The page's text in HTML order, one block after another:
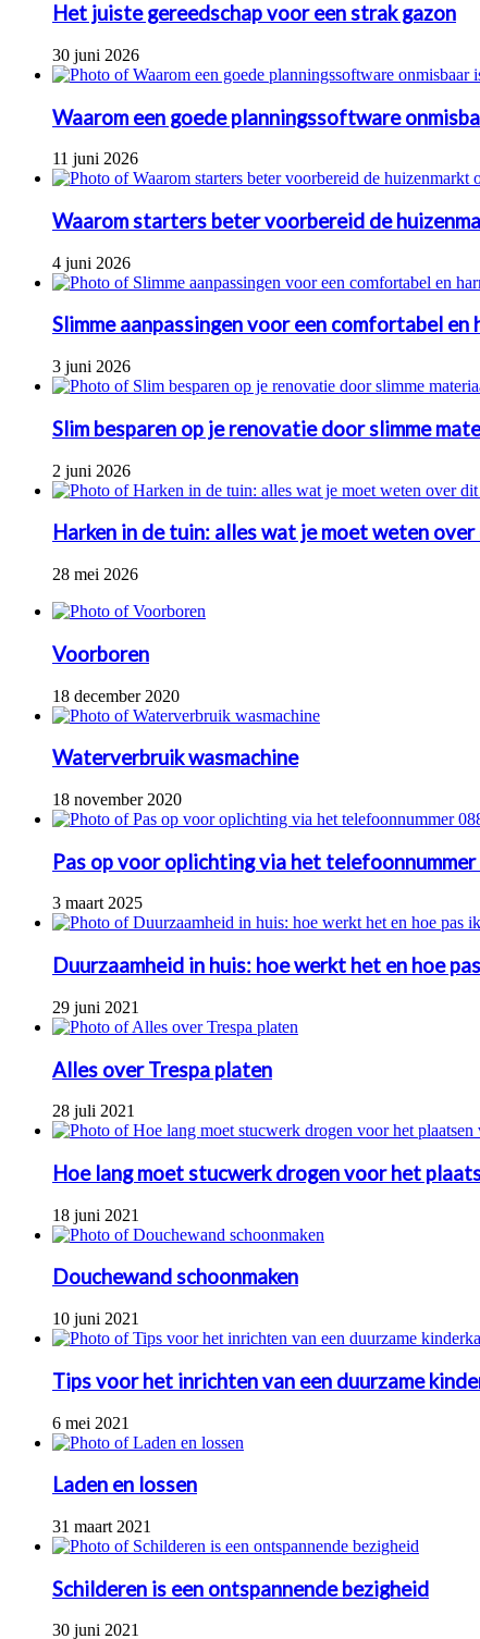
Het juiste gereedschap voor een strak gazon
30 juni 2026
Waarom een goede planningssoftware
11 juni 2026
Waarom starters beter voorbereid de
4 juni 2026
Slimme aanpassingen voor een comfortabel
3 juni 2026
Slim besparen op je renovatie door slimme
2 juni 2026
Harken in de tuin: alles wat je moet weten
28 mei 2026
Voorboren
18 december 2020
Waterverbruik wasmachine
18 november 2020
Pas op voor oplichting via het
3 maart 2025
Duurzaamheid in huis: hoe werkt het en hoe
29 juni 2021
Alles over Trespa platen
28 juli 2021
Hoe lang moet stucwerk drogen voor het
18 juni 2021
Douchewand schoonmaken
10 juni 2021
Tips voor het inrichten van een duurzame
6 mei 2021
Laden en lossen
31 maart 2021
Schilderen is een ontspannende bezigheid
30 juni 2021